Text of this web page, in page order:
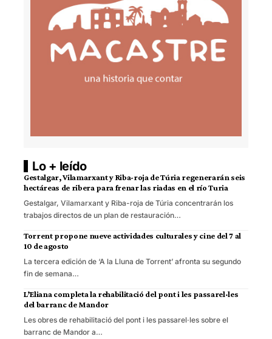
Lo + leído
Gestalgar, Vilamarxant y Riba-roja de Túria regenerarán seis
hectáreas de ribera para frenar las riadas en el río Turia
Gestalgar, Vilamarxant y Riba-roja de Túria concentrarán los
trabajos directos de un plan de restauración…
Torrent propone nueve actividades culturales y cine del 7 al
10 de agosto
La tercera edición de ‘A la Lluna de Torrent’ afronta su segundo
fin de semana…
L’Eliana completa la rehabilitació del pont i les passarel·les
del barranc de Mandor
Les obres de rehabilitació del pont i les passarel·les sobre el
barranc de Mandor a…